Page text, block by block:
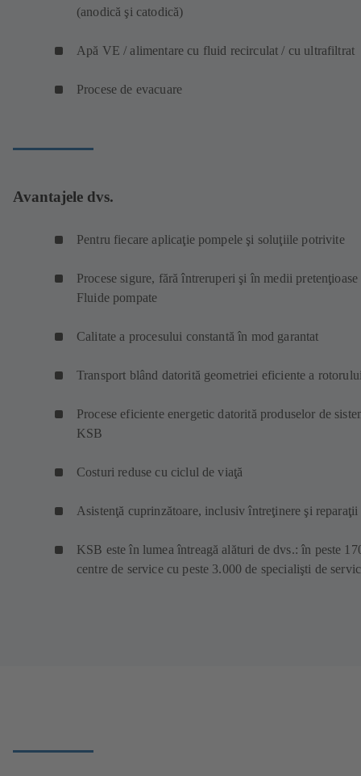
(anodică şi catodică)
Apă VE / alimentare cu fluid recirculat / cu ultrafiltrat
Procese de evacuare
Avantajele dvs.
Pentru fiecare aplicaţie pompele şi soluţiile potrivite
Procese sigure, fără întreruperi şi în medii pretenţioase
Fluide pompate
Calitate a procesului constantă în mod garantat
Transport blând datorită geometriei eficiente a
Procese eficiente energetic datorită produselor de
KSB
Costuri reduse cu ciclul de viaţă
Asistenţă cuprinzătoare, inclusiv întreţinere şi reparaţii
KSB este în lumea întreagă alături de dvs.: în peste
centre de service cu peste 3.000 de specialişti de